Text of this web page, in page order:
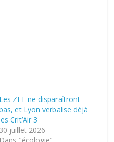
Les ZFE ne disparaîtront
et Lyon verbalise déjà
Crit’Air 3
30 juillet 2026